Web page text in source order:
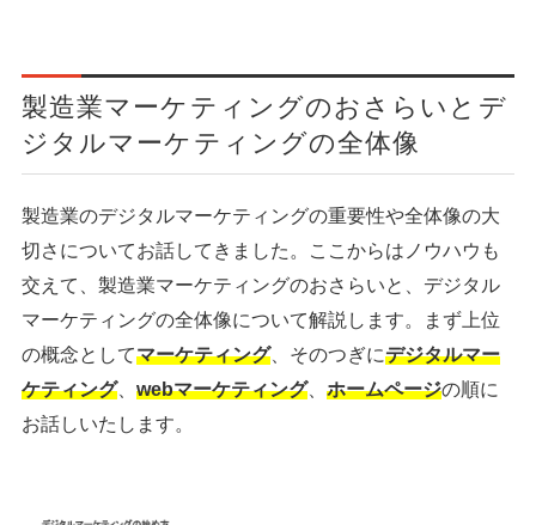
製造業マーケティングのおさらいとデ
ジタルマーケティングの全体像
製造業のデジタルマーケティングの重要性や全体像の大
切さについてお話してきました。ここからはノウハウも
交えて、製造業マーケティングのおさらいと、デジタル
マーケティングの全体像について解説します。まず上位
の概念としてマーケティング、そのつぎにデジタルマー
ケティング、 webマーケティング、 ホームページの順に
お話しいたします。